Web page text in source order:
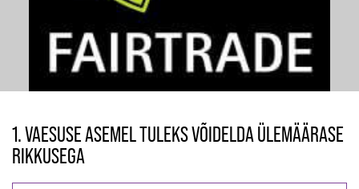
1. VAESUSE ASEMEL TULEKS VÕIDELDA ÜLEMÄÄRASE
RIKKUSEGA